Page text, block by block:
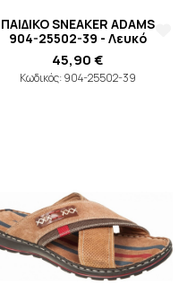
ΠΑΙΔΙΚΟ SNEAKER ADAMS
904-25502-39 - Λευκό
45,90 €
Κωδικός: 904-25502-39